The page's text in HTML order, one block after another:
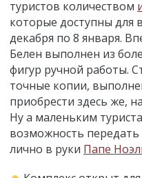
туристов количеством
которые доступны для
декабря по 8 января.
Белен выполнен из
фигур ручной работы.
точные копии,
приобрести здесь же, на
Ну а маленьким
возможность
лично в руки Папе